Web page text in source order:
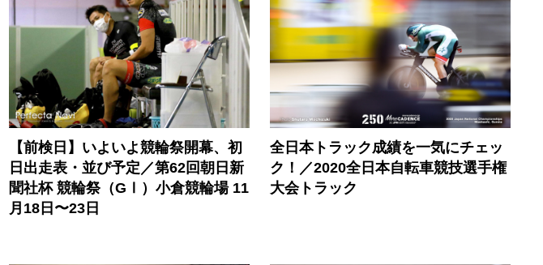
【前検日】いよいよ競輪祭開幕、初
日出走表・並び予定／第62回朝日新
聞社杯 競輪祭（GⅠ）小倉競輪場 11
月18日〜23日
全日本トラック成績を一気にチェッ
ク！／2020全日本自転車競技選手権
大会トラック